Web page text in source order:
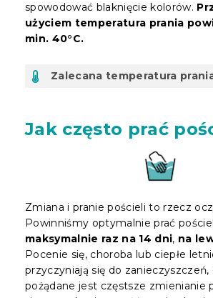
spowodować blaknięcie kolorów.
użyciem temperatura prania
min. 40°C.
Zalecana temperatura
Jak często prać
Zmiana i pranie pościeli to rzecz
Powinniśmy optymalnie prać pościel
maksymalnie raz na 14 dni, na
Pocenie się, choroba lub ciepłe
przyczyniają się do
pożądane jest częstsze zmienianie